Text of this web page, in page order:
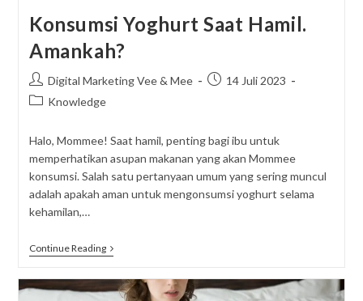
Konsumsi Yoghurt Saat Hamil.
Amankah?
Post
author:
Digital Marketing Vee & Mee
Post14 Juli 2023
PostKnowledge
Halo, Mommee! Saat hamil, penting bagi ibu untuk
memperhatikan asupan makanan yang akan Mommee
konsumsi. Salah satu pertanyaan umum yang sering muncul
adalah apakah aman untuk mengonsumsi yoghurt selama
kehamilan,…
Continue ReadingKonsumsi
Yoghurt
Hamil.